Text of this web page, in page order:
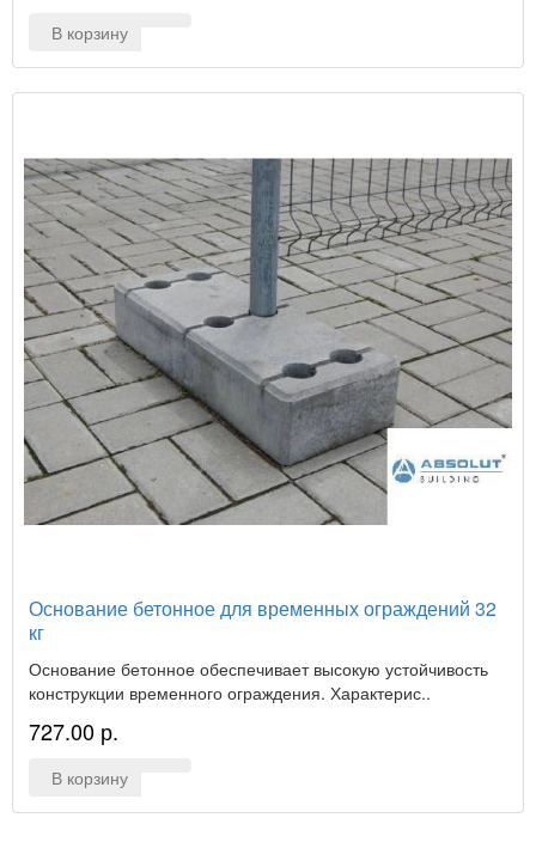
В корзину
Основание бетонное для временных ограждений 32
кг
Основание бетонное обеспечивает высокую устойчивость
конструкции временного ограждения. Характерис..
727.00 р.
В корзину